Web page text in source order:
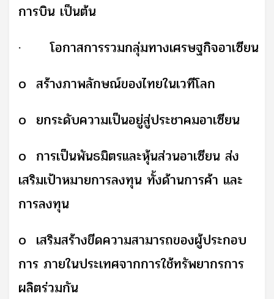
การบิน เป็นต้น
·
โอกาสการรวมกลุ่มทางเศรษฐกิจอาเซียน
o สร้างภาพลักษณ์ของไทยในเวทีโลก
o ยกระดับความเป็นอยู่สู่ประชาคมอาเซียน
o การเป็นพันธมิตรและหุ้นส่วนอาเซียน ส่ง
เสริมเป้าหมายการลงทุน ทั้งด้านการค้า และ
การลงทุน
o เสริมสร้างขีดความสามารถของผู้ประกอบ
การ ภายในประเทศจากการใช้ทรัพยากรการ
ผลิตร่วมกัน